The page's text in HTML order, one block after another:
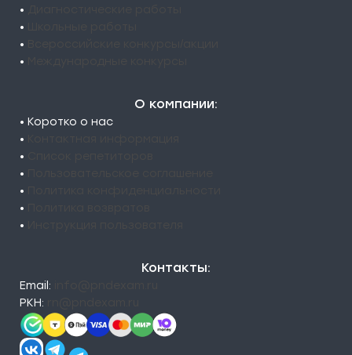
•
•
•
•
О компании:
• Коротко о нас
•
•
•
•
•
•
Контакты:
Email:
РКН: